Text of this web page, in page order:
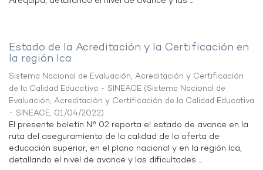
Estado de la Acreditación y la Certificación en
la región Ica
Sistema Nacional de Evaluación, Acreditación y Certificación
de la Calidad Educativa - SINEACE (Sistema Nacional de
Evaluación, Acreditación y Certificación de la Calidad Educativa
- SINEACE, 01/04/2022)
El presente boletín N° 02 reporta el estado de avance en la
ruta del aseguramiento de la calidad de la oferta de
educación superior, en el plano nacional y en la región Ica,
detallando el nivel de avance y las dificultades ...